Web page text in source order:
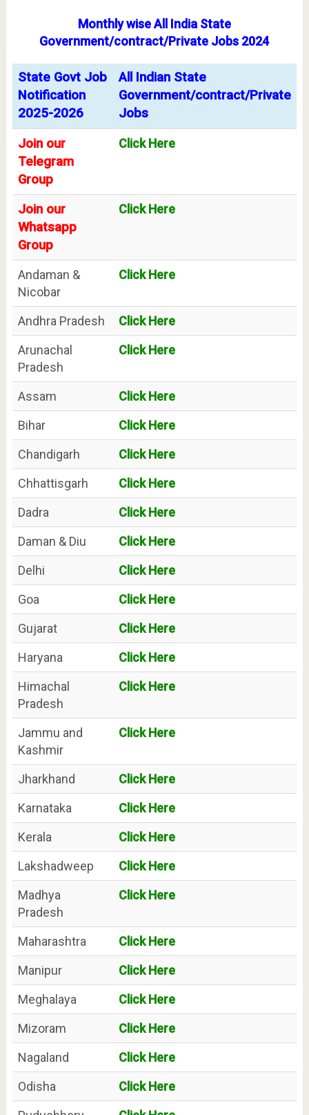
Monthly wise All India State
Government/contract/Private Jobs 2024
State Govt Job
Notification
2025-2026
All Indian State
Government/contract/Private
Jobs
Join our
Telegram
Group
Click Here
Join our
Whatsapp
Group
Click Here
Andaman &
Nicobar
Click Here
Andhra Pradesh
Click Here
Arunachal
Pradesh
Click Here
Assam
Click Here
Bihar
Click Here
Chandigarh
Click Here
Chhattisgarh
Click Here
Dadra
Click Here
Daman & Diu
Click Here
Delhi
Click Here
Goa
Click Here
Gujarat
Click Here
Haryana
Click Here
Himachal
Pradesh
Click Here
Jammu and
Kashmir
Click Here
Jharkhand
Click Here
Karnataka
Click Here
Kerala
Click Here
Lakshadweep
Click Here
Madhya
Pradesh
Click Here
Maharashtra
Click Here
Manipur
Click Here
Meghalaya
Click Here
Mizoram
Click Here
Nagaland
Click Here
Odisha
Click Here